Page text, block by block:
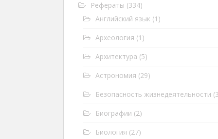
Рефераты (334)
Английский язык (1)
Археология (1)
Архитектура (5)
Астрономия (29)
Безопасность жизнедеятельности
Биографии (2)
Биология (27)